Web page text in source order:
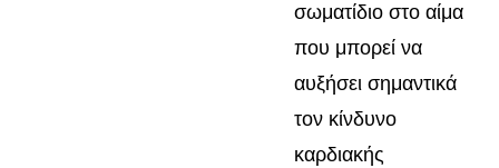
σωματίδιο στο αίμα
που μπορεί να
αυξήσει σημαντικά
τον κίνδυνο
καρδιακής